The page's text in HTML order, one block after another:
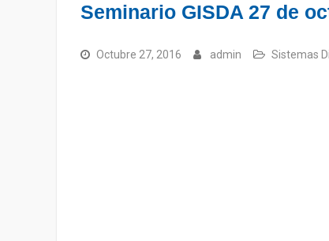
Seminario GISDA 27 de
Octubre 27, 2016 admin Sistemas